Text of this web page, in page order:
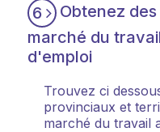
6
Obtenez
marché du
d'emploi
Trouvez ci
provinciaux et
marché du travail